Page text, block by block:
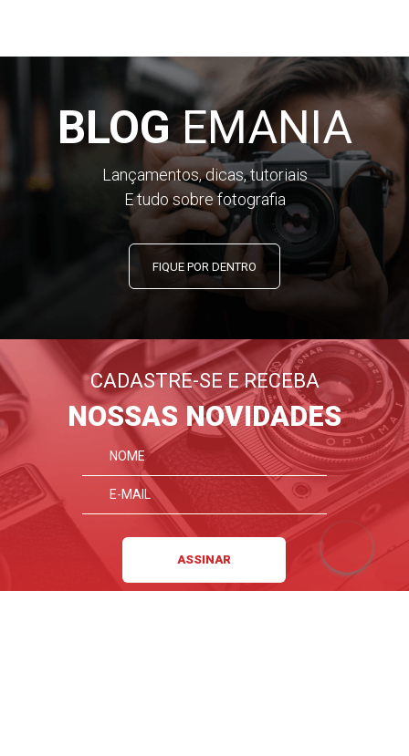
BLOGEMANIA
Lançamentos, dicas, tutoriais
E tudo sobre fotografia
FIQUE POR DENTRO
CADASTRE-SE E RECEBA
NOSSAS NOVIDADES